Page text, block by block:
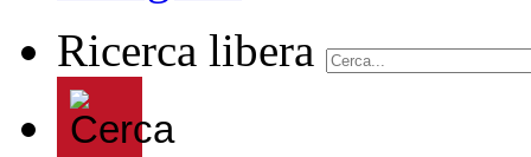
Ricerca libera